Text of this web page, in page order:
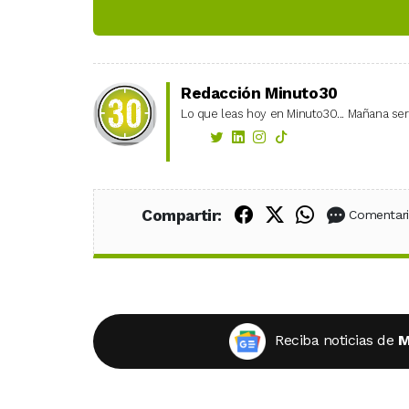
Redacción Minuto30
Lo que leas hoy en Minuto30... Mañana
Compartir: Compartir en
Compartir en
Compartir
Reciba noticias de